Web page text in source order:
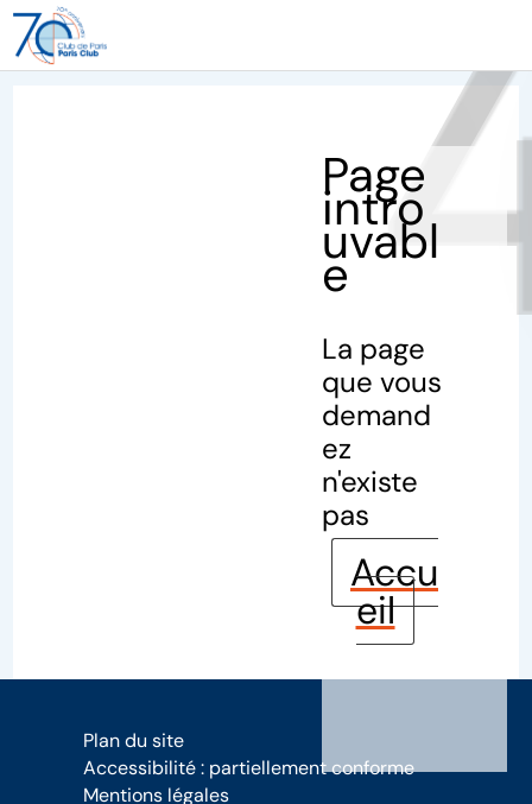
Page
intro
uvabl
e
La page
que vous
demand
ez
n'existe
pas
Accu
eil
Plan du site
Accessibilité : partiellement conforme
Mentions légales